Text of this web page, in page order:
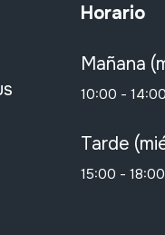
Horario
Mañana
10:00 - 14:00
Tarde
15:00 - 18:00